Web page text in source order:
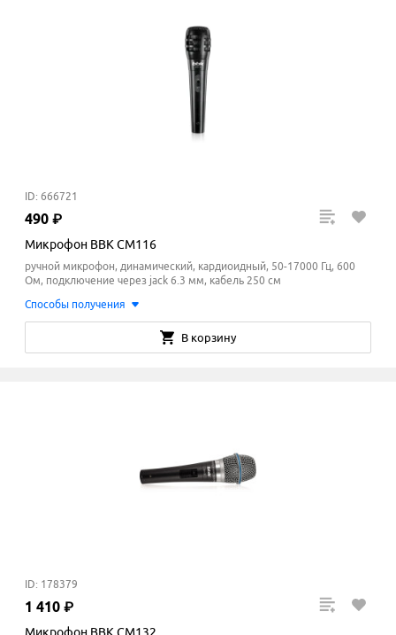
ID: 666721
490 ₽
Микрофон BBK CM116
ручной микрофон, динамический, кардиоидный, 50-17000 Гц, 600
Ом, подключение через jack 6.3 мм, кабель 250 см
Способы получения
В корзину
ID: 178379
1 410 ₽